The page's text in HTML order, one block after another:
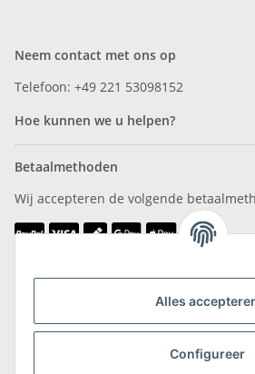
Alles
Configureer
Neem contact met ons op
Telefoon: +49 221 53098152
Hoe kunnen we u helpen?
Betaalmethoden
Wij accepteren de volgende